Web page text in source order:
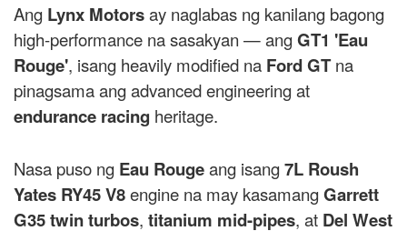
Ang Lynx Motorsay naglabas ng kanilang bagong
high-performance na sasakyan — angGT1 'Eau
Rouge', isang heavily modified na Ford GTna
pinagsama ang advanced engineering at
endurance racing heritage.
Nasa puso ng Eau Rougeang isang7L Roush
Yates RY45 V8engine na may kasamangGarrett
G35 twin turbos, titanium mid-pipes, at Del West